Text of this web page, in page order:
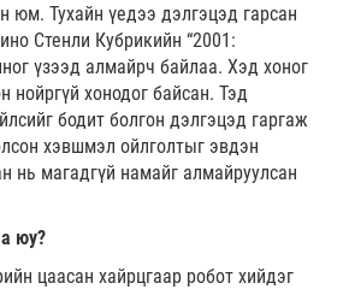
юм. Тухайн үедээ дэлгэцэд гарсан
Стенли Кубрикийн “2001:
үзээд алмайрч байлаа. Хэд хоног
нойргүй хонодог байсан. Тэд
бодит болгон дэлгэцэд гаргаж
хэвшмэл ойлголтыг эвдэн
нь магадгүй намайг алмайруулсан
юу?
цаасан хайрцгаар робот хийдэг